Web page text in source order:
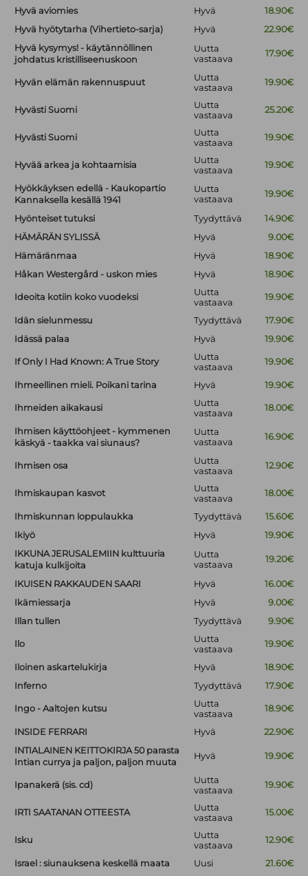
Hyvä aviomies Hyvä
18.90€
Hyvä hyötytarha (Vihertieto-sarja)
Hyvä
22.90€
Hyvä kysymys! - käytännöllinen
johdatus kristilliseenuskoon
Uutta
vastaava
17.90€
Hyvän elämän rakennuspuut
Uutta
vastaava
19.90€
Hyvästi Suomi
Uutta
vastaava
25.20€
Hyvästi Suomi
Uutta
vastaava
19.90€
Hyvää arkea ja kohtaamisia
Uutta
vastaava
19.90€
Hyökkäyksen edellä - Kaukopartio
Kannaksella kesällä 1941
Uutta
vastaava
19.90€
Hyönteiset tutuksi Tyydyttävä
14.90€
HÄMÄRÄN SYLISSÄ
Hyvä
9.00€
Hämäränmaa
Hyvä
18.90€
Håkan Westergård - uskon mies
Hyvä 18.90€
Ideoita kotiin koko vuodeksi
Uutta
vastaava
19.90€
Idän sielunmessu Tyydyttävä
17.90€
Idässä palaa
Hyvä 19.90€
If Only I Had Known: A True Story
Uutta
vastaava
19.90€
Ihmeellinen mieli. Poikani tarina Hyvä 19.90€
Ihmeiden aikakausi
Uutta
vastaava
18.00€
Ihmisen käyttöohjeet - kymmenen
käskyä - taakka vai siunaus?
Uutta
vastaava
16.90€
Ihmisen osa
Uutta
vastaava
12.90€
Ihmiskaupan kasvot
Uutta
vastaava
18.00€
Ihmiskunnan loppulaukka Tyydyttävä
15.60€
Ikiyö
Hyvä
19.90€
IKKUNA JERUSALEMIIN kulttuuria
katuja kulkijoita
Uutta
vastaava
19.20€
IKUISEN RAKKAUDEN SAARI Hyvä
16.00€
Ikämiessarja
Hyvä
9.00€
Illan tullen
Tyydyttävä 9.90€
Ilo
Uutta
vastaava
19.90€
Iloinen askartelukirja Hyvä
18.90€
Inferno
Tyydyttävä 17.90€
Ingo - Aaltojen kutsu
Uutta
vastaava
18.90€
INSIDE FERRARI Hyvä
22.90€
INTIALAINEN KEITTOKIRJA 50 parasta
Intian currya ja paljon, paljon muuta
Hyvä 19.90€
Ipanakerä (sis. cd)
Uutta
vastaava
19.90€
IRTI SAATANAN OTTEESTA
Uutta
vastaava
15.00€
Isku
Uutta
vastaava
12.90€
Israel : siunauksena keskellä maata Uusi
21.60€